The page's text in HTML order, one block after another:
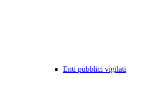
Enti pubblici vigilati